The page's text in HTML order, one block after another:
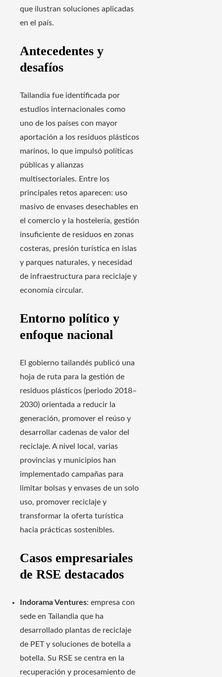
que ilustran soluciones aplicadas
en el país.
Antecedentes y
desafíos
Tailandia fue identificada por
estudios internacionales como
uno de los países con mayor
aportación a los residuos plásticos
marinos, lo que impulsó políticas
públicas y alianzas
multisectoriales. Entre los
principales retos aparecen: uso
masivo de envases desechables en
el comercio y la hostelería, gestión
insuficiente de residuos en zonas
costeras, presión turística en islas
y parques naturales, y necesidad
de infraestructura para reciclaje y
economía circular.
Entorno político y
enfoque nacional
El gobierno tailandés publicó una
hoja de ruta para la gestión de
residuos plásticos (periodo 2018–
2030) orientada a reducir la
generación, promover el reúso y
desarrollar cadenas de valor del
reciclaje. A nivel local, varias
provincias y municipios han
implementado campañas para
limitar bolsas y envases de un solo
uso, promover reciclaje y
transformar la oferta turística
hacia prácticas sostenibles.
Casos empresariales
de RSE destacados
Indorama Ventures: empresa con
sede en Tailandia que ha
desarrollado plantas de reciclaje
de PET y soluciones de botella a
botella. Su RSE se centra en la
recuperación y procesamiento de